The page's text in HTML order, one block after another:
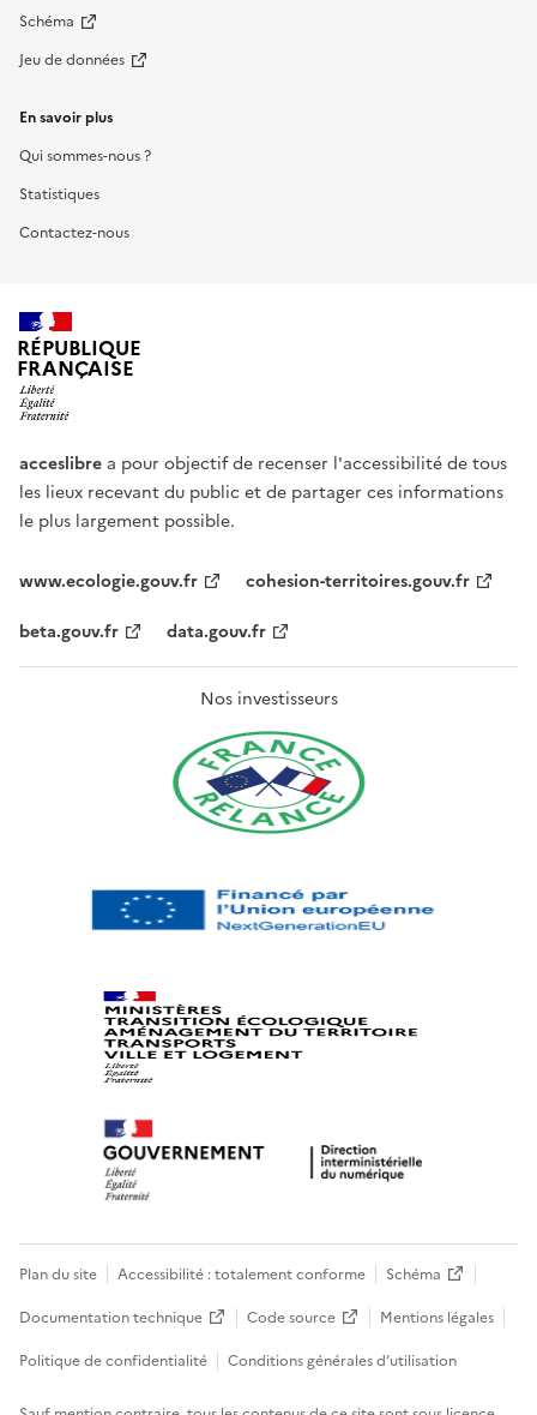
Schéma
Jeu de données
En savoir plus
Qui sommes-nous ?
Statistiques
Contactez-nous
RÉPUBLIQUE
FRANÇAISE
acceslibre a pour objectif de recenser l'accessibilité de tous
les lieux recevant du public et de partager ces informations
le plus largement possible.
www.ecologie.gouv.fr
cohesion-territoires.gouv.fr
beta.gouv.fr
data.gouv.fr
Nos investisseurs
Plan du site Accessibilité : totalement conforme
Schéma
Documentation technique
Code source
Mentions légales
Politique de confidentialité
Conditions générales d’utilisation